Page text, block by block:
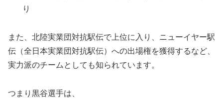
り
また、北陸実業団対抗駅伝で上位に入り、ニューイヤー駅
伝（全日本実業団対抗駅伝）への出場権を獲得するなど、
実力派のチームとしても知られています。
つまり黒谷選手は、